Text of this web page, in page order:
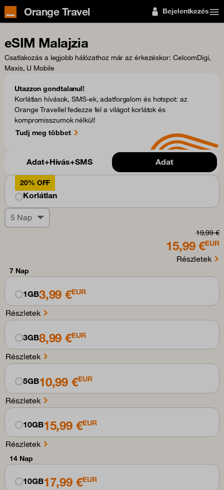
Orange Travel Bejelentkezés
eSIM Malajzia
Csatlakozás a legjobb hálózathoz már az érkezéskor: CelcomDigi,
Maxis, U Mobile
Utazzon gondtalanul!
Korlátlan hívások, SMS-ek, adatforgalom és hotspot: az
Orange Travellel fedezze fel a világot korlátok és
kompromisszumok nélkül!
Tudj meg többet
Adat+Hívás+SMS Adat
20% OFF
Korlátlan
5 Nap
19,99 €
15,99 €EUR
Részletek
7 Nap
1GB3,99 €EUR
Részletek
3GB8,99 €EUR
Részletek
5GB10,99 €EUR
Részletek
10GB15,99 €EUR
Részletek
14 Nap
10GB17,99 €EUR